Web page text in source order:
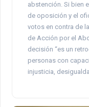
abstención. Si bien
de oposición y el
votos en contra de
de Acción por el
decisión “es un
personas con
injusticia,